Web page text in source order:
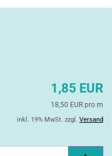
1,85 EUR
18,50 EUR pro m
inkl. 19% MwSt. zzgl. Versand